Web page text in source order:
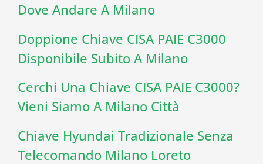
Dove Andare A Milano
Doppione Chiave CISA PAIE C3000
Disponibile Subito A Milano
Cerchi Una Chiave CISA PAIE C3000?
Vieni Siamo A Milano Città
Chiave Hyundai Tradizionale Senza
Telecomando Milano Loreto